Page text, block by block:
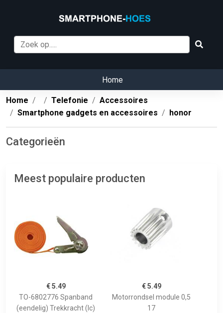
Home
Home Telefonie
Accessoires
Smartphone gadgets en accessoires
honor
Categorieën
Meest populaire producten
€ 5.49
TO-6802776 Spanband
(eendelig) Trekkracht (lc)
€ 5.49
Motorrondsel module 0,5
17